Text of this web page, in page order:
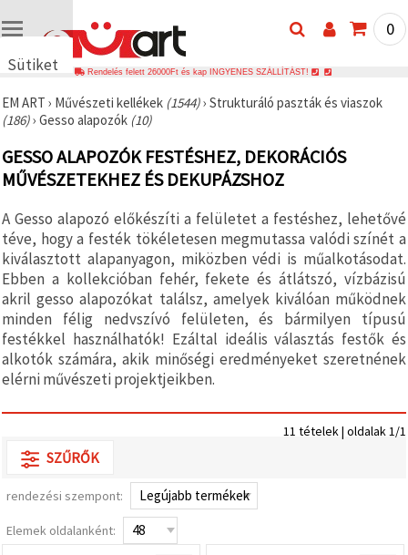
Sütiket
🍪 Cookie-
kat és
technológiákat
használunk
annak
hogy
biztosítsuk
a weboldal
megfelelő
működését,
javítsuk az
Ön
felhasználói
élményét,
és az Ön
hozzájárulásával
elemezzük
a
valamint
jelenítsünk
meg,
analitikai és
marketingpartnereink
0
Rendelés felett 26000Ft és kap INGYENES SZÁLLÍTÁST!
EM ART › Művészeti kellékek (1544)› Strukturáló paszták és viaszok
(186)› Gesso alapozók (10)
GESSO ALAPOZÓK FESTÉSHEZ, DEKORÁCIÓS
MŰVÉSZETEKHEZ ÉS DEKUPÁZSHOZ
A Gesso alapozó előkészíti a felületet a festéshez, lehetővé
téve, hogy a festék tökéletesen megmutassa valódi színét a
kiválasztott alapanyagon, miközben védi is műalkotásodat.
Ebben a kollekcióban fehér, fekete és átlátszó, vízbázisú
akril gesso alapozókat találsz, amelyek kiválóan működnek
minden félig nedvszívó felületen, és bármilyen típusú
festékkel használhatók! Ezáltal ideális választás festők és
alkotók számára, akik minőségi eredményeket szeretnének
elérni művészeti projektjeikben.
11 tételek | oldalak 1/1
SZŰRŐK
rendezési szempont:
Elemek oldalanként: